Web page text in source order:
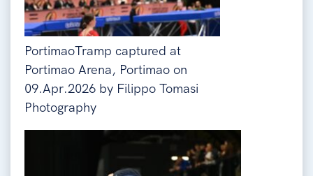
PortimaoTramp captured at
Portimao Arena, Portimao on
09.Apr.2026 by Filippo Tomasi
Photography